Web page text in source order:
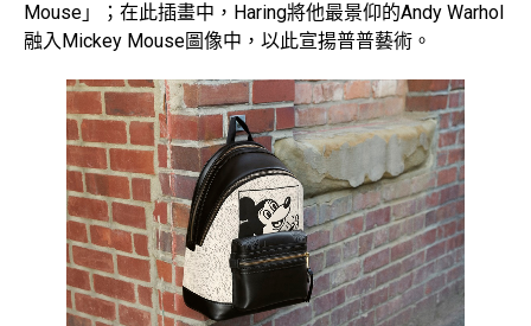
Mouse」；在此插畫中，Haring將他最景仰的Andy Warhol
融入Mickey Mouse圖像中，以此宣揚普普藝術。